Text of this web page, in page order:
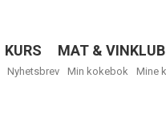
KURS MAT &
Nyhetsbrev Min kokebok Mine